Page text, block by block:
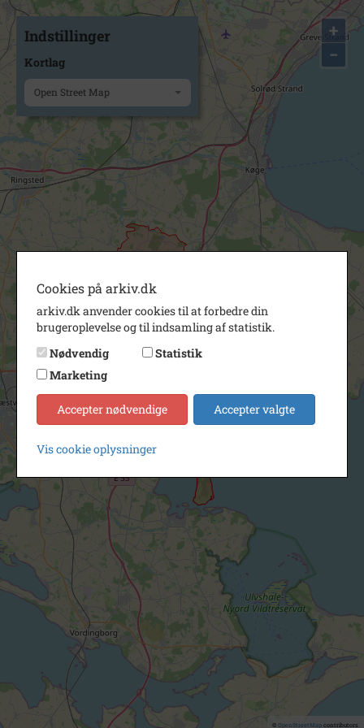
+
−
© OpenStreetMapcontributors.
Indstillinger
Kortlag
Open Street Map
Cookies på arkiv.dk
arkiv.dk anvender cookies til at forbedre din
brugeroplevelse og til indsamling af statistik.
Nødvendig
Statistik
Marketing
Accepter nødvendige Accepter valgte
Vis cookie oplysninger